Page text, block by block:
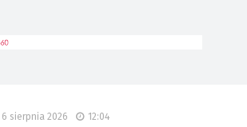
6 sierpnia 2026 12:04